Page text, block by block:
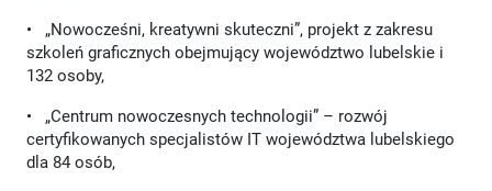
• „Nowocześni, kreatywni skuteczni”, projekt z zakresu
szkoleń graficznych obejmujący województwo lubelskie i
132 osoby,
• „Centrum nowoczesnych technologii” – rozwój
certyfikowanych specjalistów IT województwa lubelskiego
dla 84 osób,